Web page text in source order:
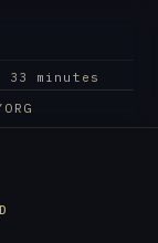
ORG
minutes